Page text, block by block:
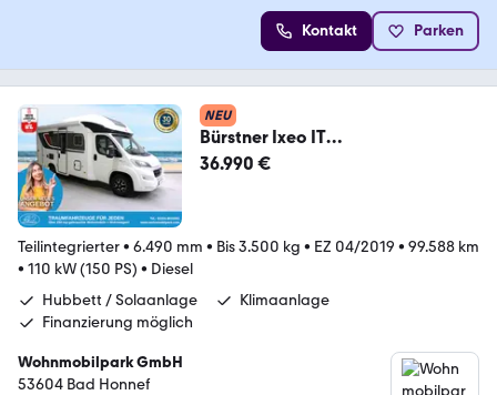
Kontakt Parken
NEU
Bürstner Ixeo IT
640/Hubbett/Klimaanlage/Solar/
36.990 €
Teilintegrierter• 6.490 mm • Bis 3.500 kg • EZ 04/2019 • 99.588 km
• 110 kW (150 PS) • Diesel
Hubbett / Solaanlage
Klimaanlage
Finanzierung möglich
Wohnmobilpark GmbH
53604 Bad Honnef